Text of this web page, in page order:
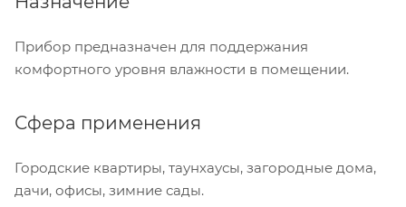
Прибор предназначен для поддержания
комфортного уровня влажности в помещении.
Сфера применения
Городские квартиры, таунхаусы, загородные дома,
дачи, офисы, зимние сады.